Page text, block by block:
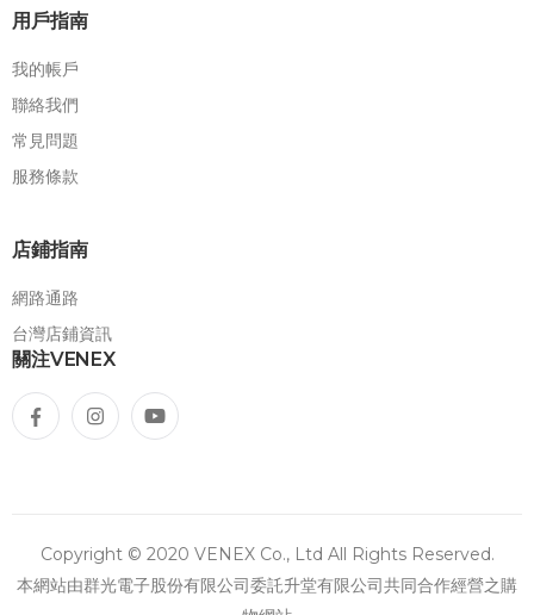
用戶指南
我的帳戶
聯絡我們
常見問題
服務條款
店鋪指南
網路通路
台灣店鋪資訊
關注VENEX
Copyright © 2020 VENEX Co., Ltd All Rights Reserved.
本網站由群光電子股份有限公司委託升堂有限公司共同合作經營之購